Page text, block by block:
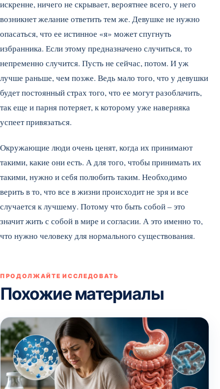
искренне, ничего не скрывает, вероятнее всего, у него
возникнет желание ответить тем же. Девушке не нужно
опасаться, что ее истинное «я» может спугнуть
избранника. Если этому предназначено случиться, то
непременно случится. Пусть не сейчас, потом. И уж
лучше раньше, чем позже. Ведь мало того, что у девушки
будет постоянный страх того, что ее могут разоблачить,
так еще и парня потеряет, к которому уже наверняка
успеет привязаться.
Окружающие люди очень ценят, когда их принимают
такими, какие они есть. А для того, чтобы принимать их
такими, нужно и себя полюбить таким. Необходимо
верить в то, что все в жизни происходит не зря и все
случается к лучшему. Потому что быть собой – это
значит жить с собой в мире и согласии. А это именно то,
что нужно человеку для нормального существования.
ПРОДОЛЖАЙТЕ ИССЛЕДОВАТЬ
Похожие материалы